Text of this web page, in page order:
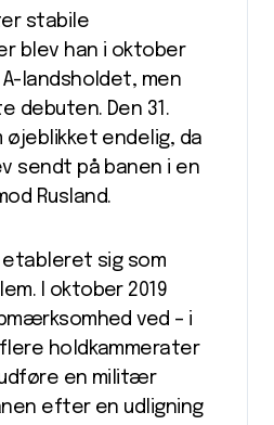
stabile
blev han i oktober
landsholdet, men
debuten. Den 31.
øjeblikket endelig, da
sendt på banen i en
Rusland.
etableret sig som
I oktober 2019
ved – i
holdkammerater
en militær
efter en udligning